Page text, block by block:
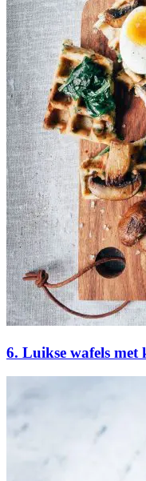
6. Luikse wafels met